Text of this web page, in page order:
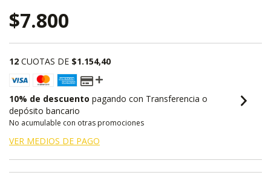
$7.800
12 CUOTAS DE $1.154,40
10% de descuento pagando con Transferencia o
depósito bancario
No acumulable con otras promociones
VER MEDIOS DE PAGO